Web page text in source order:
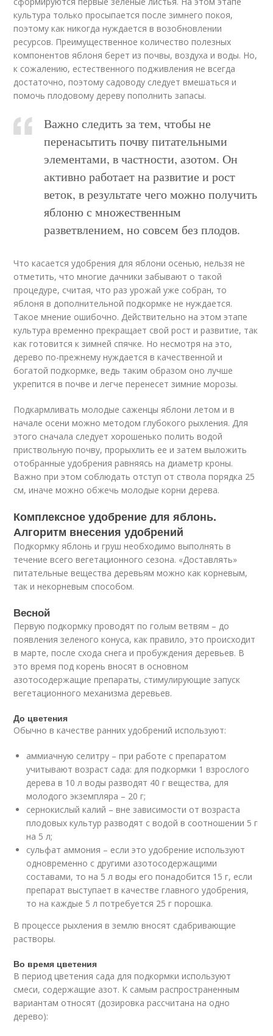
культура только просыпается после зимнего покоя,
поэтому как никогда нуждается в возобновлении
ресурсов. Преимущественное количество полезных
компонентов яблоня берет из почвы, воздуха и воды. Но,
к сожалению, естественного подживления не всегда
достаточно, поэтому садоводу следует вмешаться и
помочь плодовому дереву пополнить запасы.
Важно следить за тем, чтобы не
перенасытить почву питательными
элементами, в частности, азотом. Он
активно работает на развитие и рост
веток, в результате чего можно получить
яблоню с множественным
разветвлением, но совсем без плодов.
Что касается удобрения для яблони осенью, нельзя не
отметить, что многие дачники забывают о такой
процедуре, считая, что раз урожай уже собран, то
яблоня в дополнительной подкормке не нуждается.
Такое мнение ошибочно. Действительно на этом этапе
культура временно прекращает свой рост и развитие, так
как готовится к зимней спячке. Но несмотря на это,
дерево по-прежнему нуждается в качественной и
богатой подкормке, ведь таким образом оно лучше
укрепится в почве и легче перенесет зимние морозы.
Подкармливать молодые саженцы яблони летом и в
начале осени можно методом глубокого рыхления. Для
этого сначала следует хорошенько полить водой
приствольную почву, прорыхлить ее и затем выложить
отобранные удобрения равняясь на диаметр кроны.
Важно при этом соблюдать отступ от ствола порядка 25
см, иначе можно обжечь молодые корни дерева.
Комплексное удобрение для яблонь.
Алгоритм внесения удобрений
Подкормку яблонь и груш необходимо выполнять в
течение всего вегетационного сезона. «Доставлять»
питательные вещества деревьям можно как корневым,
так и некорневым способом.
Весной
Первую подкормку проводят по голым ветвям – до
появления зеленого конуса, как правило, это происходит
в марте, после схода снега и пробуждения деревьев. В
это время под корень вносят в основном
азотосодержащие препараты, стимулирующие запуск
вегетационного механизма деревьев.
До цветения
Обычно в качестве ранних удобрений используют:
аммиачную селитру – при работе с препаратом
учитывают возраст сада: для подкормки 1 взрослого
дерева в 10 л воды разводят 40 г вещества, для
молодого экземпляра – 20 г;
сернокислый калий – вне зависимости от возраста
плодовых культур разводят с водой в соотношении 5 г
на 5 л;
сульфат аммония – если это удобрение используют
одновременно с другими азотосодержащими
составами, то на 5 л воды его понадобится 15 г, если
препарат выступает в качестве главного удобрения,
то на каждые 5 л потребуется 25 г порошка.
В процессе рыхления в землю вносят сдабривающие
растворы.
Во время цветения
В период цветения сада для подкормки используют
смеси, содержащие азот. К самым распространенным
вариантам относят (дозировка рассчитана на одно
дерево):